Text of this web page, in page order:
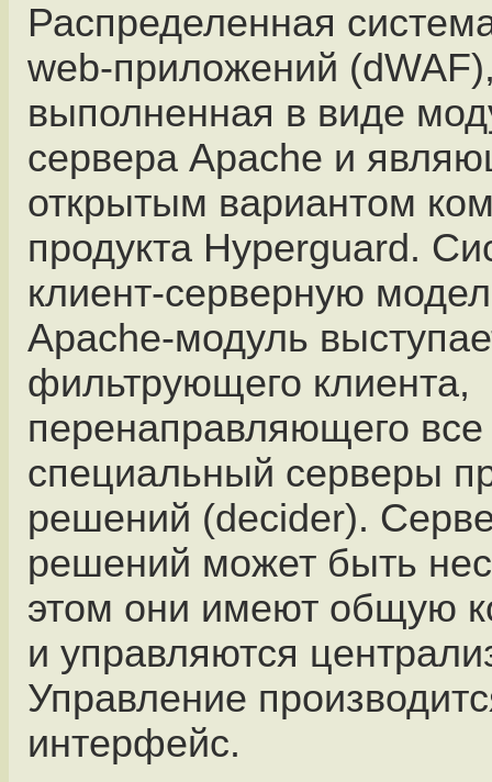
Распределенная
web-приложений
выполненная в виде
сервера Apache и
открытым вариантом
продукта Hyperguard.
клиент-серверную
Apache-модуль
фильтрующего клиента,
перенаправляющего
специальный серверы
решений (decider).
решений может быть
этом они имеют общую
и управляются
Управление
интерфейс.